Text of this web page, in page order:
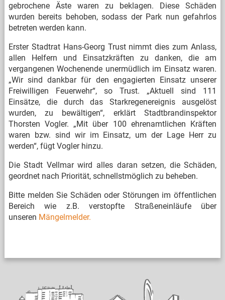
gebrochene Äste waren zu beklagen. Diese Schäden
wurden bereits behoben, sodass der Park nun gefahrlos
betreten werden kann.
Erster Stadtrat Hans-Georg Trust nimmt dies zum Anlass,
allen Helfern und Einsatzkräften zu danken, die am
vergangenen Wochenende unermüdlich im Einsatz waren.
„Wir sind dankbar für den engagierten Einsatz unserer
Freiwilligen Feuerwehr“, so Trust. „Aktuell sind 111
Einsätze, die durch das Starkregenereignis ausgelöst
wurden, zu bewältigen“, erklärt Stadtbrandinspektor
Thorsten Vogler. „Mit über 100 ehrenamtlichen Kräften
waren bzw. sind wir im Einsatz, um der Lage Herr zu
werden“, fügt Vogler hinzu.
Die Stadt Vellmar wird alles daran setzen, die Schäden,
geordnet nach Priorität, schnellstmöglich zu beheben.
Bitte melden Sie Schäden oder Störungen im öffentlichen
Bereich wie z.B. verstopfte Straßeneinläufe über
unseren Mängelmelder.